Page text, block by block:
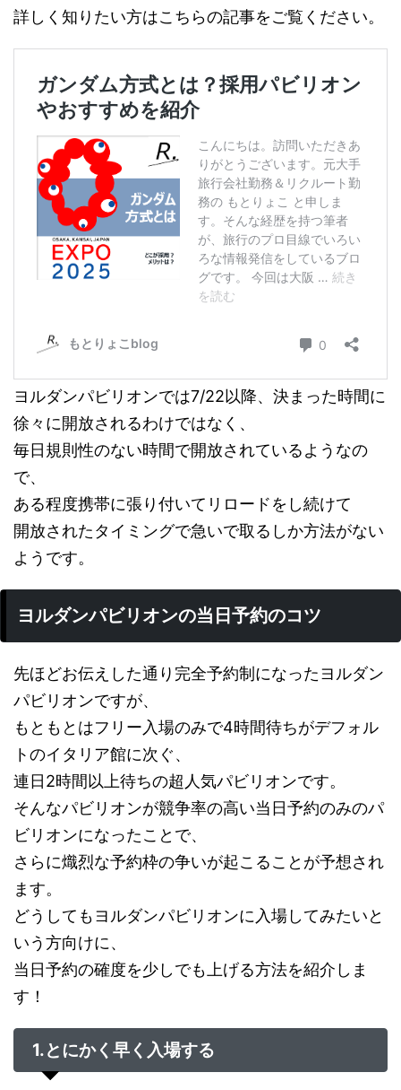
詳しく知りたい方はこちらの記事をご覧ください。
ヨルダンパビリオンでは7/22以降、決まった時間に
徐々に開放されるわけではなく、
毎日規則性のない時間で開放されているようなの
で、
ある程度携帯に張り付いてリロードをし続けて
開放されたタイミングで急いで取るしか方法がない
ようです。
ヨルダンパビリオンの当日予約のコツ
先ほどお伝えした通り完全予約制になったヨルダン
パビリオンですが、
もともとはフリー入場のみで4時間待ちがデフォル
トのイタリア館に次ぐ、
連日2時間以上待ちの超人気パビリオンです。
そんなパビリオンが競争率の高い当日予約のみのパ
ビリオンになったことで、
さらに熾烈な予約枠の争いが起こることが予想され
ます。
どうしてもヨルダンパビリオンに入場してみたいと
いう方向けに、
当日予約の確度を少しでも上げる方法を紹介しま
す！
1.とにかく早く入場する